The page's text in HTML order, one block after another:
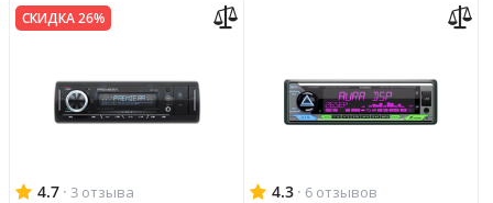
СКИДКА 26%
4.7 · 3 отзыва 4.3 · 6 отзывов